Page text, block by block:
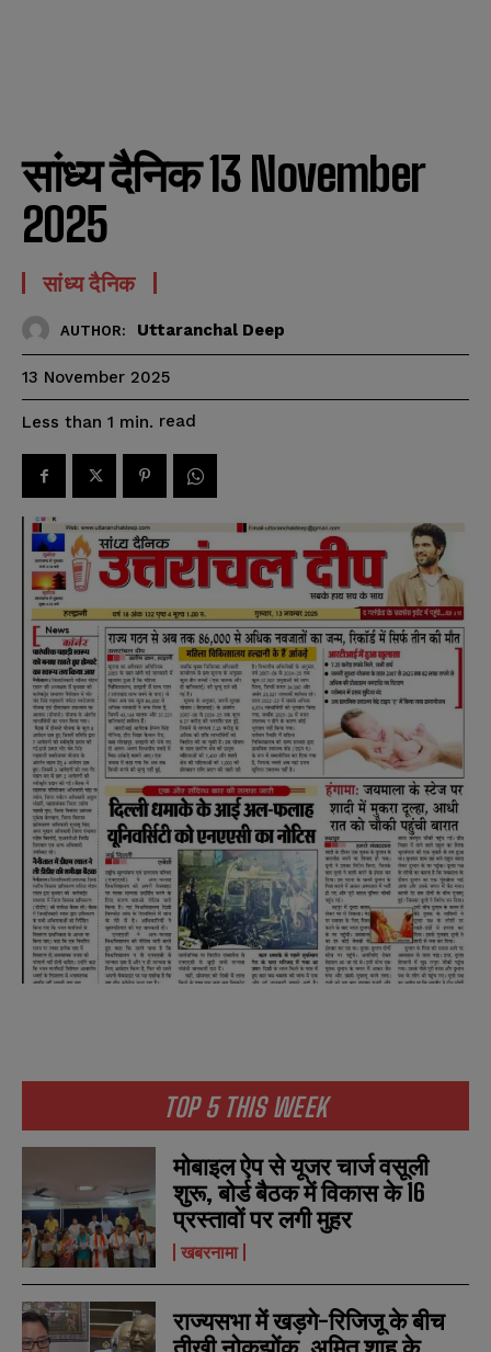
TOP 5 THIS WEEK
मोबाइल ऐप से यूजर चार्ज वसूली
शुरू, बोर्ड बैठक में विकास के 16
प्रस्तावों पर लगी मुहर
खबरनामा
राज्यसभा में खड़गे-रिजिजू के बीच
सांध्य दैनिक 13 November
2025
सांध्य दैनिक
AUTHOR: Uttaranchal Deep
13 November 2025
Less than 1 min. read